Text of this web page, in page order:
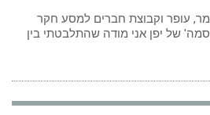
–
טיול
לקוריאה
אילה
דנון
לאיתמר, עופר וקבוצת חברים למסע חקר
של יפן אני מודה שהתלבטתי בין